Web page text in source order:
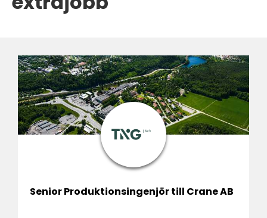
Senior Produktionsingenjör till Crane AB